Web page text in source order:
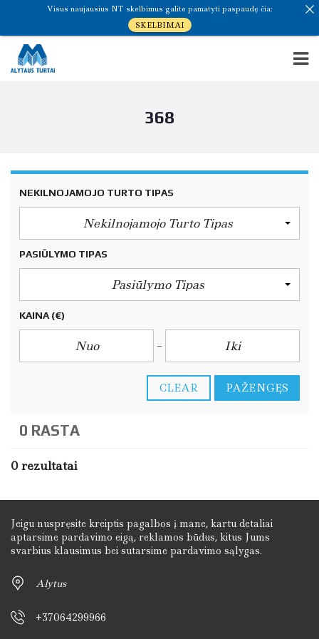
368
NEKILNOJAMOJO TURTO TIPAS
Nekilnojamojo Turto Tipas
PASIŪLYMO TIPAS
Pasiūlymo Tipas
KAINA (€)
CLEAR PAŽENGĘS
0 RASTA
0 rezultatai
Jeigu nuspręsite kreiptis pagalbos į mane, kartu detaliai
aptarsime pardavimo eigą, reklamos būdus, kitus Jums
svarbius klausimus bei sutarsime pardavimo sąlygas.
Alytus
+37064299966
Visus naujausius NT skelbimus galite pamatyti paspaudę čia:
SKELBIMAI